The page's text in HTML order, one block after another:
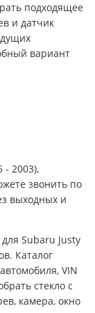
подходящее
и датчик
вариант
- 2003),
звонить по
выходных и
Subaru Justy
Каталог
VIN
стекло с
камера, окно